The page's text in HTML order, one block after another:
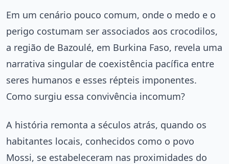
Em um cenário pouco comum, onde o medo e o
perigo costumam ser associados aos crocodilos,
a região de Bazoulé, em Burkina Faso, revela uma
narrativa singular de coexistência pacífica entre
seres humanos e esses répteis imponentes.
Como surgiu essa convivência incomum?
A história remonta a séculos atrás, quando os
habitantes locais, conhecidos como o povo
Mossi, se estabeleceram nas proximidades do